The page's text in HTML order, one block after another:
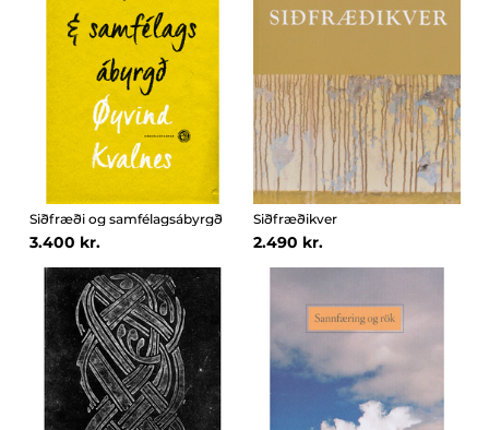
Siðfræði og samfélagsábyrgð
3.400 kr.
Siðfræðikver
2.490 kr.